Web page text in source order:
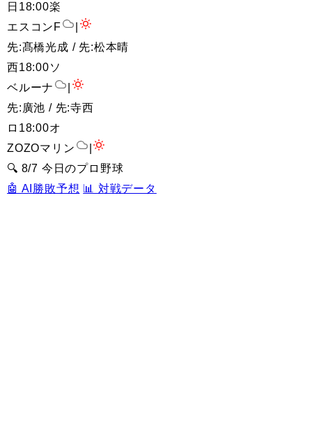
日 18:00楽
エスコンF
先:髙橋光成 / 先:松本晴
西18:00ソ
ベルーナ
先:廣池 / 先:寺西
ロ 18:00オ
ZOZOマリン
🔍 8/7 今日のプロ野球
🤖 AI勝敗予想 📊 対戦データ